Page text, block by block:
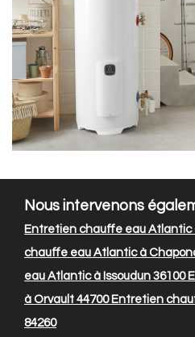
Nous intervenons
Entretien chauffe eau Atlantic
chauffe eau Atlantic à
eau Atlantic à Issoudun 36100
à Orvault 44700Entretien
84260